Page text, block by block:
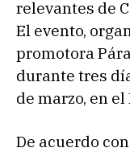
relevantes de
El evento,
promotora
durante tres
de marzo, en
De acuerdo